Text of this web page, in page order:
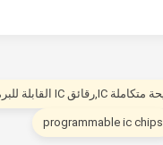
programmable ic chips